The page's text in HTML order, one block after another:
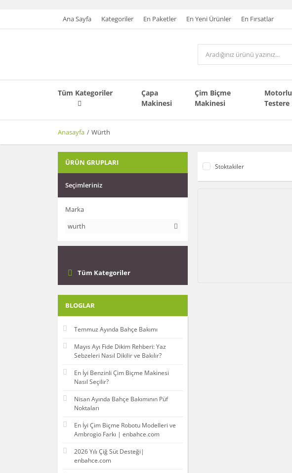
Ana Sayfa Kategoriler En Paketler En Yeni Ürünler En Fırsatlar
Tüm Kategoriler
Çapa
Makinesi
Çim Biçme
Makinesi
Motorlu
Testere
Anasayfa Würth
ÜRÜN GRUPLARI
Seçimleriniz
Marka
wurth
Tüm Kategoriler
BLOGLAR
Temmuz Ayında Bahçe Bakımı
Mayıs Ayı Fide Dikim Rehberi: Yaz
Sebzeleri Nasıl Dikilir ve Bakılır?
En İyi Benzinli Çim Biçme Makinesi
Nasıl Seçilir?
Nisan Ayında Bahçe Bakımının Püf
Noktaları
En İyi Çim Biçme Robotu Modelleri ve
Ambrogio Farkı | enbahce.com
2026 Yılı Çiğ Süt Desteği|
enbahce.com
Stoktakiler